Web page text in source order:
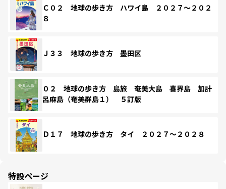
Ｃ０２ 地球の歩き方 ハワイ島 ２０２７～２０２
８
Ｊ３３ 地球の歩き方 墨田区
０２ 地球の歩き方 島旅 奄美大島 喜界島 加計
呂麻島（奄美群島１） ５訂版
Ｄ１７ 地球の歩き方 タイ ２０２７～２０２８
特設ページ